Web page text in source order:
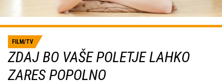
FILM/TV
ZDAJ BO VAŠE POLETJE LAHKO
ZARES POPOLNO